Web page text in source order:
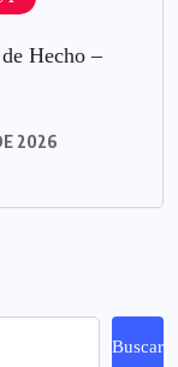
Hecho –
2026
Buscar